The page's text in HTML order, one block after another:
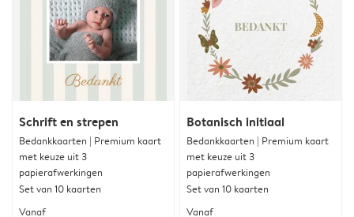
Schrift en strepen
Bedankkaarten | Premium kaart
met keuze uit 3
papierafwerkingen
Set van 10 kaarten
Vanaf
Botanisch initiaal
Bedankkaarten | Premium kaart
met keuze uit 3
papierafwerkingen
Set van 10 kaarten
Vanaf